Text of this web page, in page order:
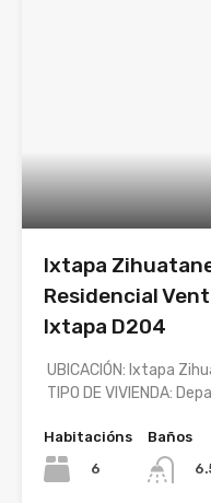
Ixtapa
Residencial
Ixtapa D204
UBICACIÓN: Ixtapa
TIPO DE VIVIENDA:
Habitacións
6
Baños